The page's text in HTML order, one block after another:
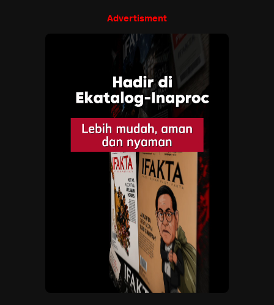
Advertisment